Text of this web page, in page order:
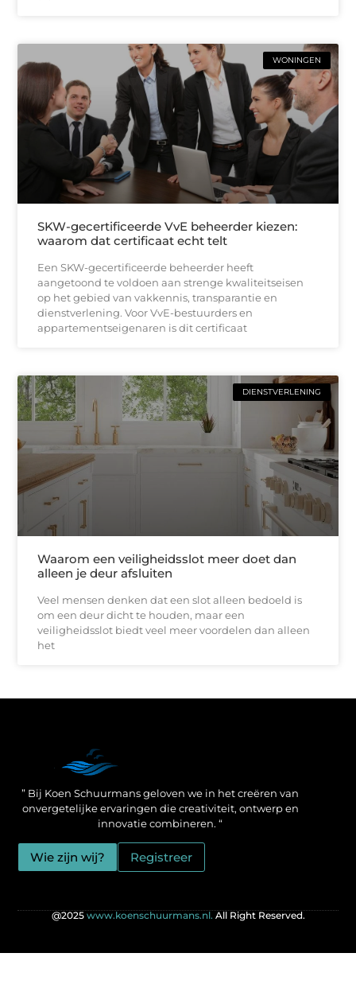
WONINGEN
SKW-gecertificeerde VvE beheerder kiezen:
waarom dat certificaat echt telt
Een SKW-gecertificeerde beheerder heeft
aangetoond te voldoen aan strenge kwaliteitseisen
op het gebied van vakkennis, transparantie en
dienstverlening. Voor VvE-bestuurders en
appartementseigenaren is dit certificaat
DIENSTVERLENING
Waarom een veiligheidsslot meer doet dan
alleen je deur afsluiten
Veel mensen denken dat een slot alleen bedoeld is
om een deur dicht te houden, maar een
veiligheidsslot biedt veel meer voordelen dan alleen
het
” Bij Koen Schuurmans geloven we in het creëren van
onvergetelijke ervaringen die creativiteit, ontwerp en
innovatie combineren. “
Wie zijn wij? Registreer
@2025 www.koenschuurmans.nl. All Right Reserved.